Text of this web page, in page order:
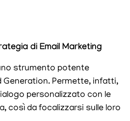
di Email Marketing
strumento potente
Generation. Permette, infatti,
personalizzato con le
così da focalizzarsi sulle loro